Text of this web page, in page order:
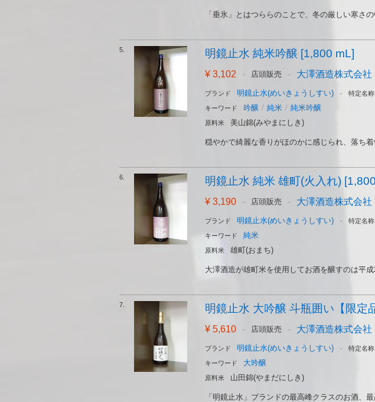
「垂氷」とはつららのことで、冬の厳しい寒さ
5. 明鏡止水 純米吟醸 [1,800 mL]
¥ 3,102 - 店頭販売 - 大澤酒造株式会社
ブランド 明鏡止水(めいきょうしすい) - 特定名称
キーワード 吟醸 / 純米 / 純米吟醸
原料米 美山錦(みやまにしき)
穏やかで綺麗な香りがほのかに感じられ、落ち
6. 明鏡止水 純米 雄町(火入れ)
¥ 3,190 - 店頭販売 - 大澤酒造株式会社
ブランド 明鏡止水(めいきょうしすい) - 特定名称
キーワード 純米
原料米 雄町(おまち)
大澤酒造が雄町米を使用してお酒を醸すのは平
7. 明鏡止水 大吟醸 斗瓶囲い【限定
¥ 5,610 - 店頭販売 - 大澤酒造株式会社
ブランド 明鏡止水(めいきょうしすい) - 特定名称
キーワード 大吟醸
原料米 山田錦(やまだにしき)
「明鏡止水」ブランドの最高峰クラスのお酒、